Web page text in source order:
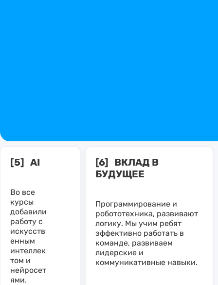
[5] AI
Во все
курсы
добавили
работу с
искусств
енным
интеллек
том и
нейросет
ями.
[6] ВКЛАД В
БУДУЩЕЕ
Программирование и
робототехника, развивают
логику. Мы учим ребят
эффективно работать в
команде, развиваем
лидерские и
коммуникативные навыки.